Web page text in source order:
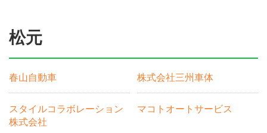
松元
春山自動車 株式会社三州車体
スタイルコラボレーション
株式会社
マコトオートサービス